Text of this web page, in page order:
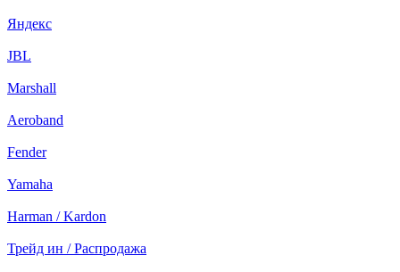
Яндекс
JBL
Marshall
Aeroband
Fender
Yamaha
Harman / Kardon
Трейд ин / Распродажа